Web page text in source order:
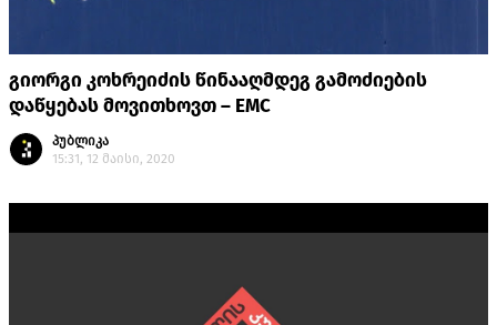
გიორგი კოხრეიძის წინააღმდეგ გამოძიების
დაწყებას მოვითხოვთ – EMC
პუბლიკა
15:31, 12 მაისი, 2020